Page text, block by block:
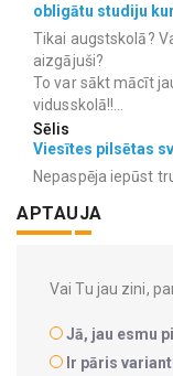
obligātu studiju
Tikai augstskolā?
aizgājuši?
To var sākt mācīt
vidusskolā!!...
Sēlis
Viesītes pilsētas
Nepaspēja iepūst
APTAUJA
Vai Tu jau zini,
Jā, jau esmu
Ir pāris